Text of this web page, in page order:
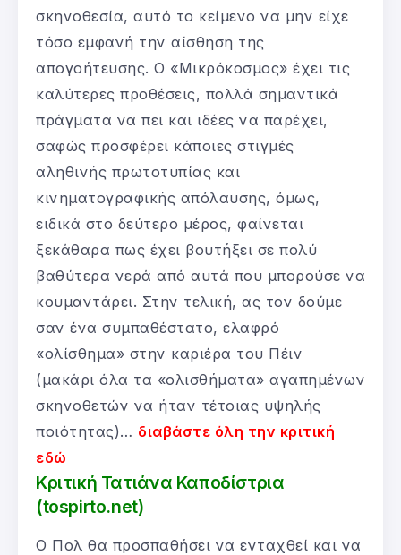
σκηνοθεσία, αυτό το κείμενο να μην είχε
τόσο εμφανή την αίσθηση της
απογοήτευσης. Ο «Μικρόκοσμος» έχει τις
καλύτερες προθέσεις, πολλά σημαντικά
πράγματα να πει και ιδέες να παρέχει,
σαφώς προσφέρει κάποιες στιγμές
αληθινής πρωτοτυπίας και
κινηματογραφικής απόλαυσης, όμως,
ειδικά στο δεύτερο μέρος, φαίνεται
ξεκάθαρα πως έχει βουτήξει σε πολύ
βαθύτερα νερά από αυτά που μπορούσε να
κουμαντάρει. Στην τελική, ας τον δούμε
σαν ένα συμπαθέστατο, ελαφρό
«ολίσθημα» στην καριέρα του Πέιν
(μακάρι όλα τα «ολισθήματα» αγαπημένων
σκηνοθετών να ήταν τέτοιας υψηλής
ποιότητας)… διαβάστε όλη την κριτική
εδώ
Κριτική Τατιάνα Καποδίστρια
(tospirto.net)
Ο Πολ θα προσπαθήσει να ενταχθεί και να